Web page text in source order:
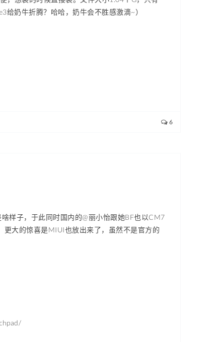
奶牛折腾？哈哈，奶牛会不胜感激滴~）
6
样子，于此同时国内的@丽小怡跟她BF也以CM7
更大的惊喜是MIUI也放出来了，虽然不是官方的